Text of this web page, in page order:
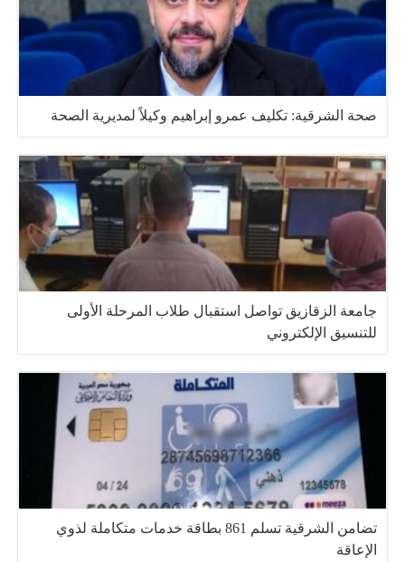
صحة الشرقية: تكليف عمرو إبراهيم وكيلاً لمديرية الصحة
جامعة الزقازيق تواصل استقبال طلاب المرحلة الأولى
للتنسيق الإلكتروني
تضامن الشرقية تسلم 861 بطاقة خدمات متكاملة لذوي
الإعاقة